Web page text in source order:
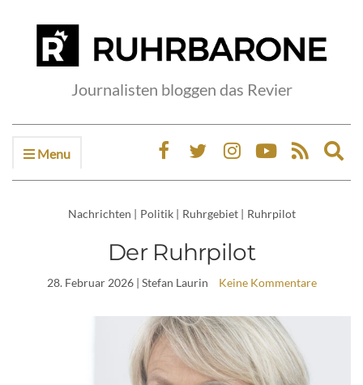
Journalisten bloggen das Revier
Menu
Nachrichten | Politik | Ruhrgebiet | Ruhrpilot
Der Ruhrpilot
28. Februar 2026| Stefan Laurin Keine Kommentare